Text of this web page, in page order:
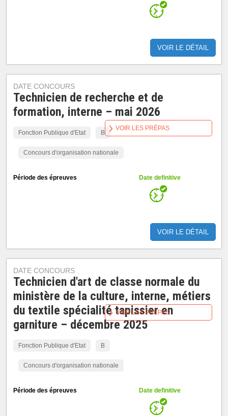
VOIR LE DÉTAIL
DATE CONCOURS
Technicien de recherche et de
formation, interne – mai 2026
Fonction Publique d'Etat B
Concours d'organisation nationale
Période des épreuves Date definitive
VOIR LE DÉTAIL
VOIR LES PRÉPAS
DATE CONCOURS
Technicien d'art de classe normale du
ministère de la culture, interne, métiers
du textile spécialité tapissier en
garniture – décembre 2025
Fonction Publique d'Etat B
Concours d'organisation nationale
Période des épreuves Date definitive
VOIR LES PRÉPAS